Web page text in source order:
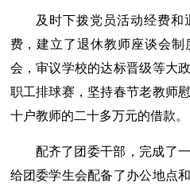
及时下拨党员活动经费
费，建立了退休教师座谈会
会，审议学校的达标晋级等大
职工排球赛，坚持春节老教师
十户教师的二十多万元的借款。
配齐了团委干部，完成了
给团委学生会配备了办公地点